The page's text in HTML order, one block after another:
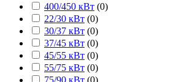
400/450 кВт (0)
22/30 кВт (0)
30/37 кВт (0)
37/45 кВт (0)
45/55 кВт (0)
55/75 кВт (0)
75/90 кВт (0)